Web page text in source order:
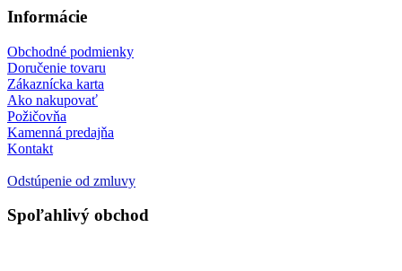
Informácie
Obchodné podmienky
Doručenie tovaru
Zákaznícka karta
Ako nakupovať
Požičovňa
Kamenná predajňa
Kontakt
Odstúpenie od zmluvy
Spoľahlivý obchod